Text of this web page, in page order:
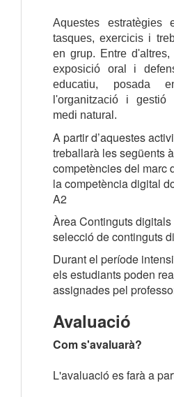
Aquestes estratègies
tasques, exercicis i
en grup. Entre d'altres,
exposició oral i
educatiu, posada
l'organització i gestió
medi natural.
A partir d’aquestes
treballarà les següents
competències del marc
la competència digital
A2
Àrea Continguts digitals
selecció de continguts
Durant el període
els estudiants poden
assignades pel
Avaluació
Com s'avaluarà?
L'avaluació es farà a